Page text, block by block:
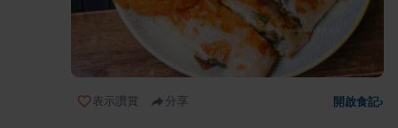
表示讚賞 分享 開啟食記›